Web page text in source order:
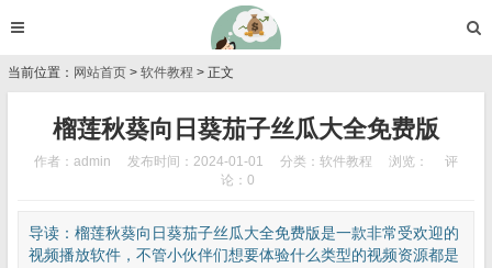
当前位置： 网站首页 > 软件教程 > 正文
榴莲秋葵向日葵茄子丝瓜大全免费版
作者：admin 发布时间：2024-01-01 分类： 软件教程 浏览：
评
论：0
导读：榴莲秋葵向日葵茄子丝瓜大全免费版是一款非常受欢迎的
视频播放软件，不管小伙伴们想要体验什么类型的视频资源都是